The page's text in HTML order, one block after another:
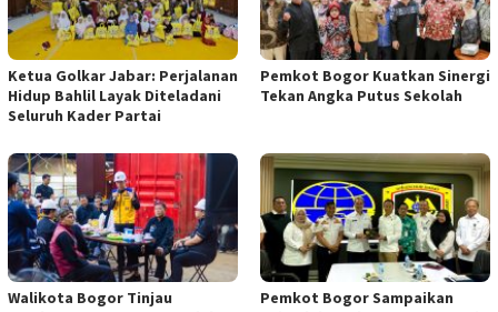
Ketua Golkar Jabar: Perjalanan
Hidup Bahlil Layak Diteladani
Seluruh Kader Partai
Pemkot Bogor Kuatkan Sinergi
Tekan Angka Putus Sekolah
Walikota Bogor Tinjau
Pemkot Bogor Sampaikan